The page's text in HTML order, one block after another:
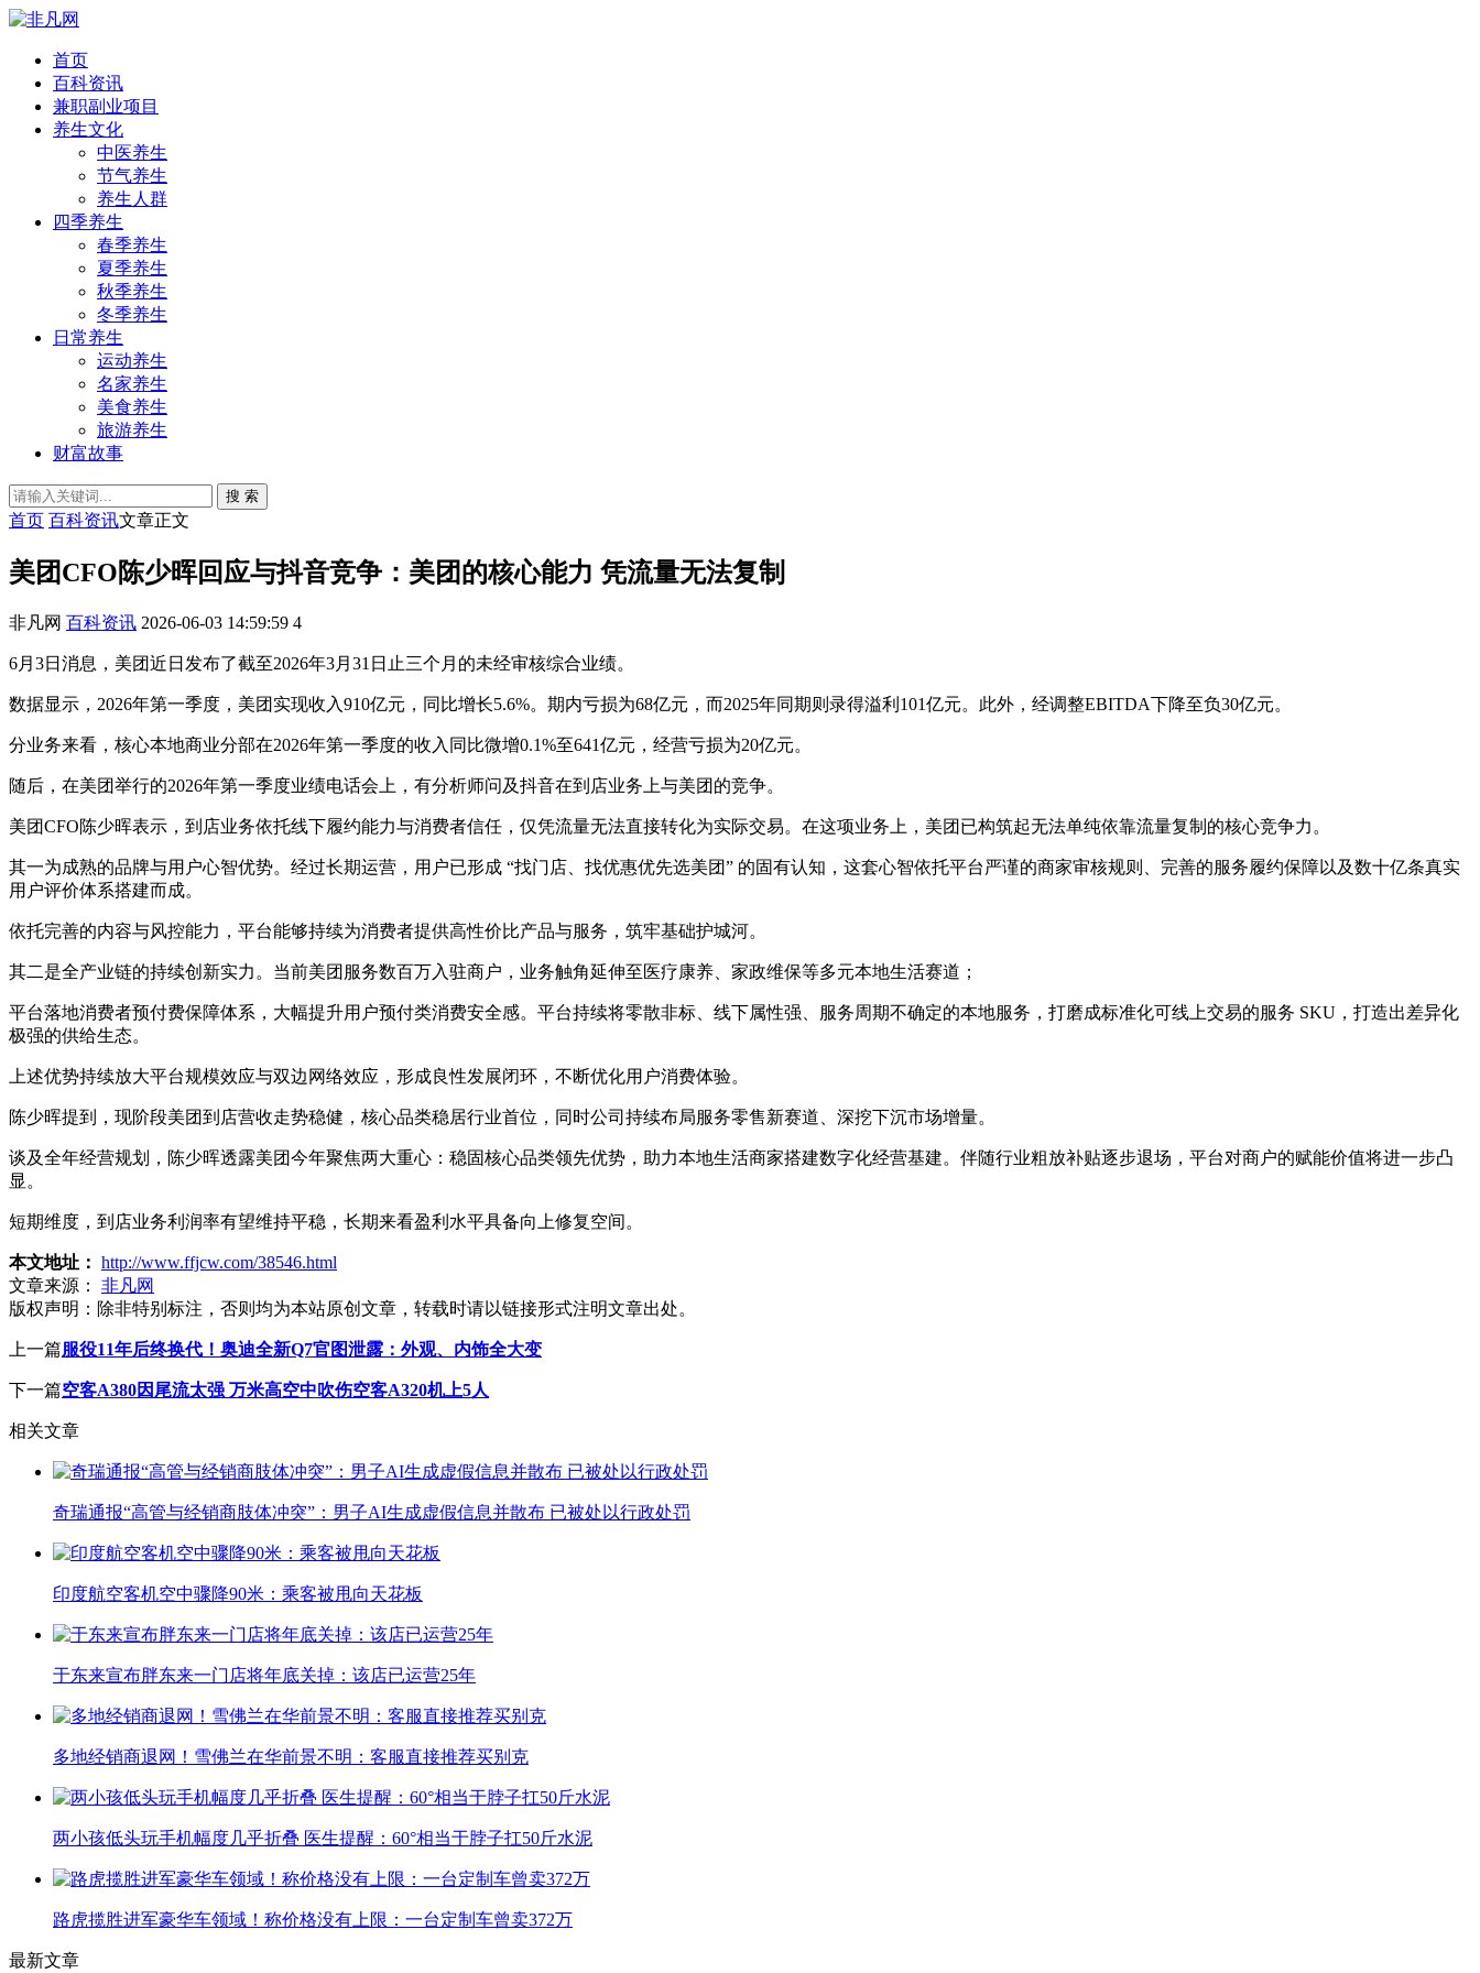
首页
百科资讯
兼职副业项目
养生文化
中医养生
节气养生
养生人群
四季养生
春季养生
夏季养生
秋季养生
冬季养生
日常养生
运动养生
名家养生
美食养生
旅游养生
财富故事
搜 索
首页 百科资讯文章正文
美团CFO陈少晖回应与抖音竞争：美团的核心能力 凭流量无法复制
非凡网 百科资讯 2026-06-03 14:59:59 4
6月3日消息，美团近日发布了截至2026年3月31日止三个月的未经审核综合业绩。
数据显示，2026年第一季度，美团实现收入910亿元，同比增长5.6%。期内亏损为68亿元，而2025年同期则录得溢利101亿元。此外，经调整EBITDA下降至负30亿元。
分业务来看，核心本地商业分部在2026年第一季度的收入同比微增0.1%至641亿元，经营亏损为20亿元。
随后，在美团举行的2026年第一季度业绩电话会上，有分析师问及抖音在到店业务上与美团的竞争。
美团CFO陈少晖表示，到店业务依托线下履约能力与消费者信任，仅凭流量无法直接转化为实际交易。在这项业务上，美团已构筑起无法单纯依靠流量复制的核心竞争力。
其一为成熟的品牌与用户心智优势。经过长期运营，用户已形成 “找门店、找优惠优先选美团” 的固有认知，这套心智依托平台严谨的商家审核规则、完善的服务履约保障以及数十亿条真实
用户评价体系搭建而成。
依托完善的内容与风控能力，平台能够持续为消费者提供高性价比产品与服务，筑牢基础护城河。
其二是全产业链的持续创新实力。当前美团服务数百万入驻商户，业务触角延伸至医疗康养、家政维保等多元本地生活赛道；
平台落地消费者预付费保障体系，大幅提升用户预付类消费安全感。平台持续将零散非标、线下属性强、服务周期不确定的本地服务，打磨成标准化可线上交易的服务 SKU，打造出差异化
极强的供给生态。
上述优势持续放大平台规模效应与双边网络效应，形成良性发展闭环，不断优化用户消费体验。
陈少晖提到，现阶段美团到店营收走势稳健，核心品类稳居行业首位，同时公司持续布局服务零售新赛道、深挖下沉市场增量。
谈及全年经营规划，陈少晖透露美团今年聚焦两大重心：稳固核心品类领先优势，助力本地生活商家搭建数字化经营基建。伴随行业粗放补贴逐步退场，平台对商户的赋能价值将进一步凸
显。
短期维度，到店业务利润率有望维持平稳，长期来看盈利水平具备向上修复空间。
本文地址： http://www.ffjcw.com/38546.html
文章来源：
非凡网
版权声明： 除非特别标注，否则均为本站原创文章，转载时请以链接形式注明文章出处。
上一篇服役11年后终换代！奥迪全新Q7官图泄露：外观、内饰全大变
下一篇空客A380因尾流太强 万米高空中吹伤空客A320机上5人
相关文章
奇瑞通报“高管与经销商肢体冲突”：男子AI生成虚假信息并散布 已被处以行政处罚
印度航空客机空中骤降90米：乘客被甩向天花板
于东来宣布胖东来一门店将年底关掉：该店已运营25年
多地经销商退网！雪佛兰在华前景不明：客服直接推荐买别克
两小孩低头玩手机幅度几乎折叠 医生提醒：60°相当于脖子扛50斤水泥
路虎揽胜进军豪华车领域！称价格没有上限：一台定制车曾卖372万
最新文章